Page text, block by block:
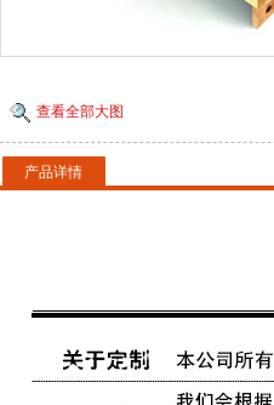
查看全部大图
产品详情